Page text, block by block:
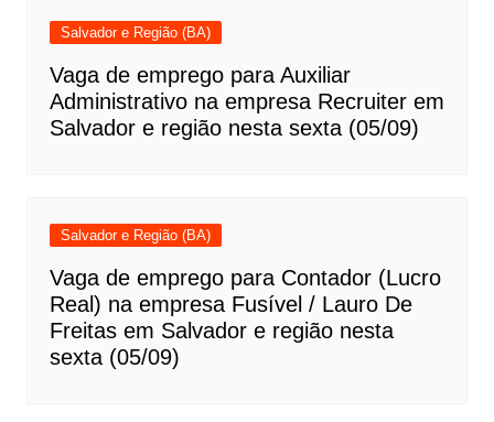
Salvador e Região (BA)
Vaga de emprego para Auxiliar
Administrativo na empresa Recruiter em
Salvador e região nesta sexta (05/09)
Salvador e Região (BA)
Vaga de emprego para Contador (Lucro
Real) na empresa Fusível / Lauro De
Freitas em Salvador e região nesta
sexta (05/09)